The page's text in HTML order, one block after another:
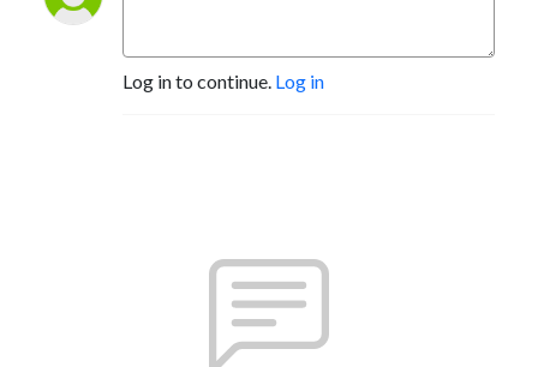
Log in to continue. Log in